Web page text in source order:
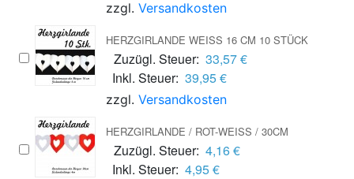
zzgl. Versandkosten
HERZGIRLANDE WEISS 16 CM 10 STÜCK
Zuzügl. Steuer: 33,57 €
Inkl. Steuer: 39,95 €
zzgl. Versandkosten
HERZGIRLANDE / ROT-WEISS / 30CM
Zuzügl. Steuer: 4,16 €
Inkl. Steuer: 4,95 €